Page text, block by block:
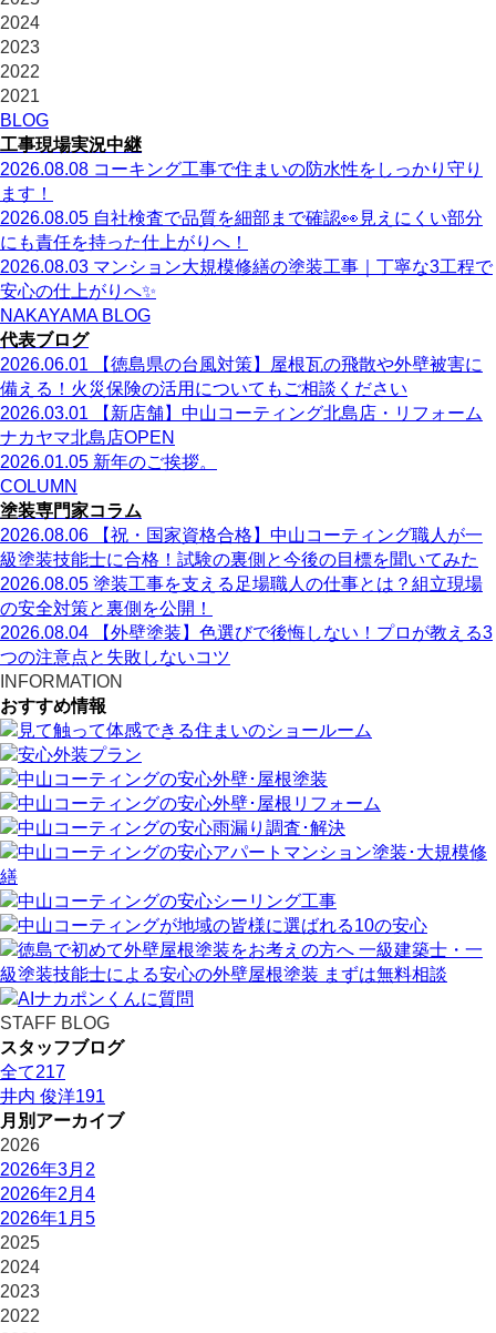
2024
2023
2022
2021
BLOG
工事現場実況中継
2026.08.08 コーキング工事で住まいの防水性をしっかり守り
ます！
2026.08.05 自社検査で品質を細部まで確認👀見えにくい部分
にも責任を持った仕上がりへ！
2026.08.03 マンション大規模修繕の塗装工事｜丁寧な3工程で
安心の仕上がりへ✨
NAKAYAMA BLOG
代表ブログ
2026.06.01
【徳島県の台風対策】屋根瓦の飛散や外壁被害に
備える！火災保険の活用についてもご相談ください
2026.03.01
【新店舗】中山コーティング北島店・リフォーム
ナカヤマ北島店OPEN
2026.01.05 新年のご挨拶。
COLUMN
塗装専門家コラム
2026.08.06
【祝・国家資格合格】中山コーティング職人が一
級塗装技能士に合格！試験の裏側と今後の目標を聞いてみた
2026.08.05 塗装工事を支える足場職人の仕事とは？組立現場
の安全対策と裏側を公開！
2026.08.04
【外壁塗装】色選びで後悔しない！プロが教える3
つの注意点と失敗しないコツ
INFORMATION
おすすめ情報
STAFF BLOG
スタッフブログ
全て217
井内 俊洋191
月別アーカイブ
2026
2026年3月 2
2026年2月 4
2026年1月 5
2025
2024
2023
2022